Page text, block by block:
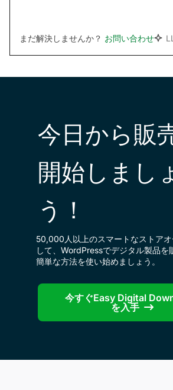
まだ解決しませんか？ お問い合わせ
今日から販
開始しまし
う！
50,000人以上のスマートなストア
して、WordPressでデジタル製品を
簡単な方法を使い始めましょう。
今すぐEasy Digital
を入手